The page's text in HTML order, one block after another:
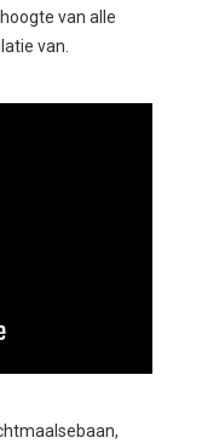
van alle
van.